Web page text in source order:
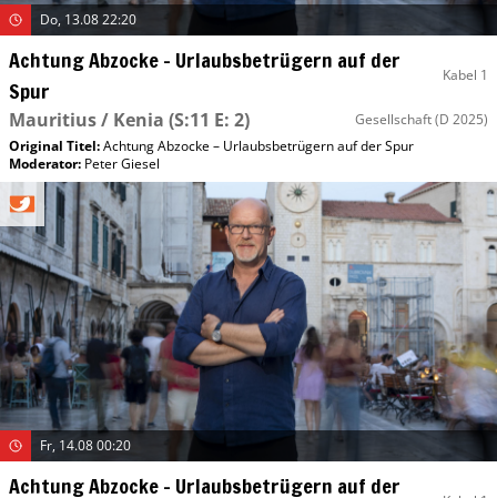
Do, 13.08 22:20
Achtung Abzocke – Urlaubsbetrügern auf der
Spur
Kabel 1
Mauritius / Kenia (S:11 E: 2) Gesellschaft(D 2025)
Original Titel:Achtung Abzocke – Urlaubsbetrügern auf der Spur
Moderator: Peter Giesel
Fr, 14.08 00:20
Achtung Abzocke – Urlaubsbetrügern auf der